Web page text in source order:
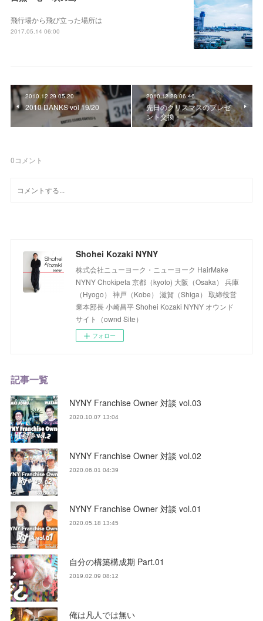
飛行場から飛び立った場所は
2017.05.14 06:00
2010.12.29 05:20
2010 DANKS vol 19/20
2010.12.28 06:46
先日のクリスマスのプレゼ
ント交換・・・
0コメント
Shohei Kozaki NYNY
株式会社ニューヨーク・ニューヨーク HairMake
NYNY Chokipeta 京都（kyoto) 大阪（Osaka） 兵庫
（Hyogo） 神戸（Kobe） 滋賀（Shiga） 取締役営
業本部長 小崎昌平 Shohei Kozaki NYNY オウンド
サイト（ownd Site）
フォロー
記事一覧
NYNY Franchise Owner 対談 vol.03
2020.10.07 13:04
NYNY Franchise Owner 対談 vol.02
2020.06.01 04:39
NYNY Franchise Owner 対談 vol.01
2020.05.18 13:45
自分の構築構成期 Part.01
2019.02.09 08:12
俺は凡人では無い